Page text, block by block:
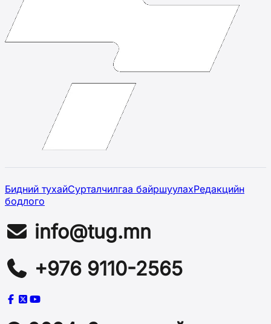
Бидний тухайСурталчилгаа байршуулахРедакцийн
бодлого
info@tug.mn
+976 9110-2565